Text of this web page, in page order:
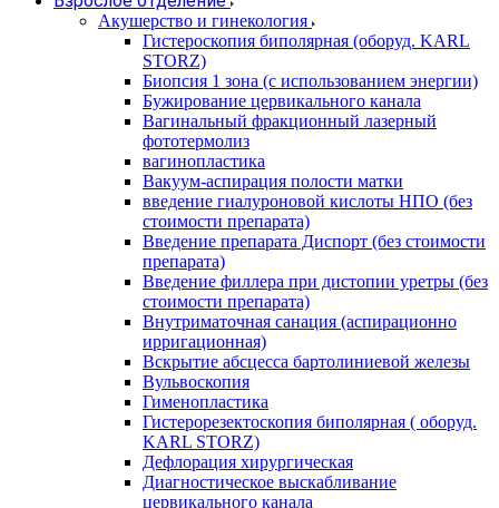
Акушерство и гинекология
Гистероскопия биполярная (оборуд. KARL
STORZ)
Биопсия 1 зона (с использованием энергии)
Бужирование цервикального канала
Вагинальный фракционный лазерный
фототермолиз
вагинопластика
Вакуум-аспирация полости матки
введение гиалуроновой кислоты НПО (без
стоимости препарата)
Введение препарата Диспорт (без стоимости
препарата)
Введение филлера при дистопии уретры (без
стоимости препарата)
Внутриматочная санация (аспирационно
ирригационная)
Вскрытие абсцесса бартолиниевой железы
Вульвоскопия
Гименопластика
Гистерорезектоскопия биполярная ( оборуд.
KARL STORZ)
Дефлорация хирургическая
Диагностическое выскабливание
цервикального канала